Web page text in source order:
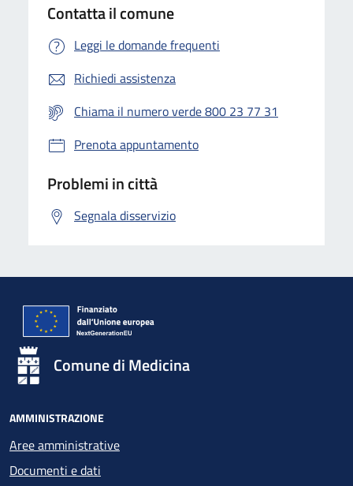
Contatta il comune
Leggi le domande frequenti
Richiedi assistenza
Chiama il numero verde 800 23 77 31
Prenota appuntamento
Problemi in città
Segnala disservizio
Comune di Medicina
AMMINISTRAZIONE
Aree amministrative
Documenti e dati